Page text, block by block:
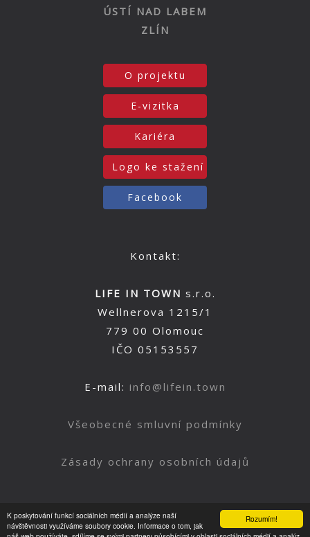
Rozumím!
K poskytování funkcí sociálních médií a analýze naší
návštěvnosti využíváme soubory cookie. Informace o tom, jak
ÚSTÍ NAD LABEM
ZLÍN
O projektu
E-vizitka
Kariéra
Logo ke stažení
Facebook
Kontakt:
LIFE IN TOWN s.r.o.
Wellnerova 1215/1
779 00 Olomouc
IČO 05153557
E-mail: info@lifein.town
Všeobecné smluvní podmínky
Zásady ochrany osobních údajů
Nahoru